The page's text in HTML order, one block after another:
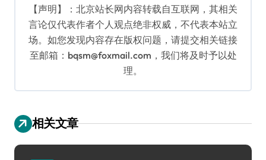
【声明】：北京站长网内容转载自互联网，其相关
言论仅代表作者个人观点绝非权威，不代表本站立
场。如您发现内容存在版权问题，请提交相关链接
至邮箱：bqsm@foxmail.com，我们将及时予以处
理。
相关文章